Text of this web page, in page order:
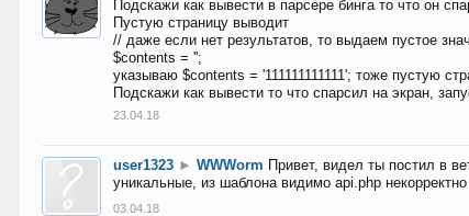
Подскажи как вывести в парсере бинга то что он
Пустую страницу выводит
// даже если нет результатов, то выдаем пустое
$contents = '';
указываю $contents = '111111111111'; тоже пустую
Подскажи как вывести то что спарсил на экран,
23.04.18
user1323 ► WWWorm Привет, видел ты постил в
уникальные, из шаблона видимо api.php некорректно
03.04.18